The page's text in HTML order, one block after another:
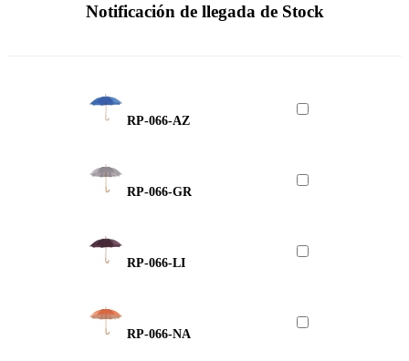
Notificación de llegada de Stock
RP-066-AZ
RP-066-GR
RP-066-LI
RP-066-NA